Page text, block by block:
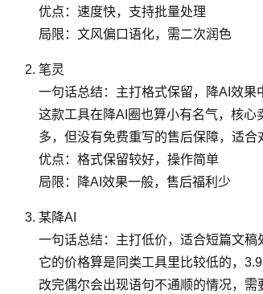
优点：速度快，支持批量处理
局限：文风偏口语化，需二次润色
笔灵
一句话总结：主打格式保留，降AI效果
这款工具在降AI圈也算小有名气，核
多，但没有免费重写的售后保障，适合
优点：格式保留较好，操作简单
局限：降AI效果一般，售后福利少
某降AI
一句话总结：主打低价，适合短篇文稿
它的价格算是同类工具里比较低的，
改完偶尔会出现语句不通顺的情况，需